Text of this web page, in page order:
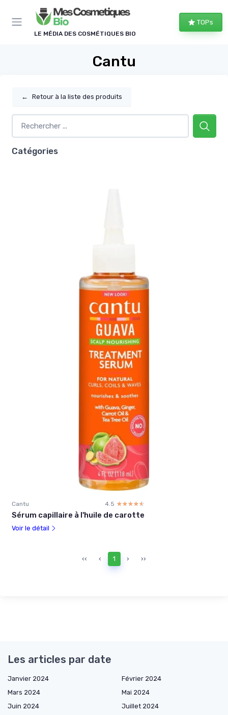
LE MÉDIA DES COSMÉTIQUES BIO
TOPs
Cantu
← Retour à la liste des produits
Catégories
Cantu 4.5 ☆☆☆☆☆
★★★★★
Sérum capillaire à l'huile de carotte
Voir le détail
‹‹ ‹ 1 › ››
Les articles par date
Janvier 2024
Février 2024
Mars 2024
Mai 2024
Juin 2024
Juillet 2024
Panneau de gestion des cookies